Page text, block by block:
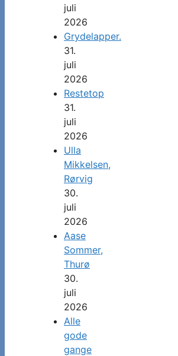
juli
2026
Grydelapper.
31.
juli
2026
Restetop
31.
juli
2026
Ulla
Mikkelsen,
Rørvig
30.
juli
2026
Aase
Sommer,
Thurø
30.
juli
2026
Alle
gode
gange